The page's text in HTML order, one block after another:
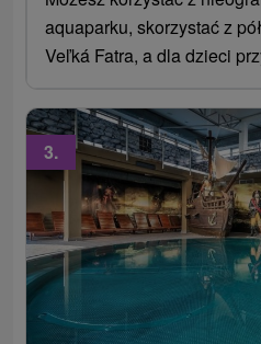
aquaparku, skorzystać z
Veľká Fatra, a dla dzieci
3.